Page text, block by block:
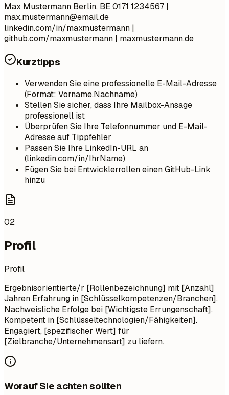
Max Mustermann Berlin, BE 0171 1234567 |
max.mustermann@email.de
linkedin.com/in/maxmustermann |
github.com/maxmustermann | maxmustermann.de
Kurztipps
Verwenden Sie eine professionelle E-Mail-Adresse
(Format: Vorname.Nachname)
Stellen Sie sicher, dass Ihre Mailbox-Ansage
professionell ist
Überprüfen Sie Ihre Telefonnummer und E-Mail-
Adresse auf Tippfehler
Passen Sie Ihre LinkedIn-URL an
(linkedin.com/in/IhrName)
Fügen Sie bei Entwicklerrollen einen GitHub-Link
hinzu
02
Profil
Profil
Ergebnisorientierte/r [Rollenbezeichnung] mit [Anzahl]
Jahren Erfahrung in [Schlüsselkompetenzen/Branchen].
Nachweisliche Erfolge bei [Wichtigste Errungenschaft].
Kompetent in [Schlüsseltechnologien/Fähigkeiten].
Engagiert, [spezifischer Wert] für
[Zielbranche/Unternehmensart] zu liefern.
Worauf Sie achten sollten